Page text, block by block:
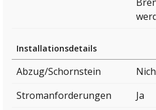
Installationsdetails
Abzug/Schornstein
Stromanforderungen
Ja